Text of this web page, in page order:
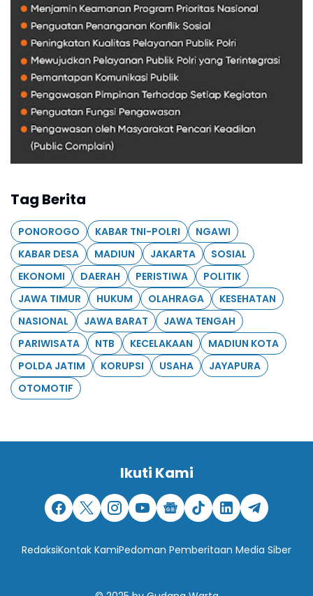
Tag Berita
PONOROGO KABAR TNI-POLRI
NGAWI
KABAR DESA
MADIUN JAKARTA
SOSIAL
EKONOMI
DAERAH PERISTIWA
POLITIK
JAWA TIMUR
HUKUM OLAHRAGA
KESEHATAN
NASIONAL
JAWA BARAT
JAWA TENGAH
PARIWISATA
NTB KECELAKAAN
MADIUN KOTA
POLDA JATIM
KORUPSI USAHA
JAYAPURA
OTOMOTIF
Ikuti Kami
RedaksiKontak KamiPedoman Pemberitaan Media Siber